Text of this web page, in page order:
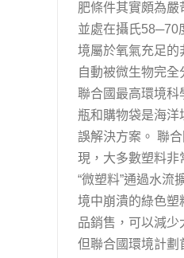
肥條件其實頗為嚴
並處在攝氏58─70
境屬於氧氣充足的
自動被微生物完
聯合國最高環境科
瓶和購物袋是海洋
誤解決方案。 聯
現，大多數塑料非
“微塑料”通過水流
境中崩潰的綠色塑
品銷售，可以減少
但聯合國環境計劃